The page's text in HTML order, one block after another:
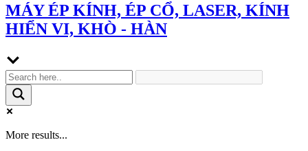
MÁY ÉP KÍNH, ÉP CỔ, LASER, KÍNH
HIỂN VI, KHÒ - HÀN
More results...